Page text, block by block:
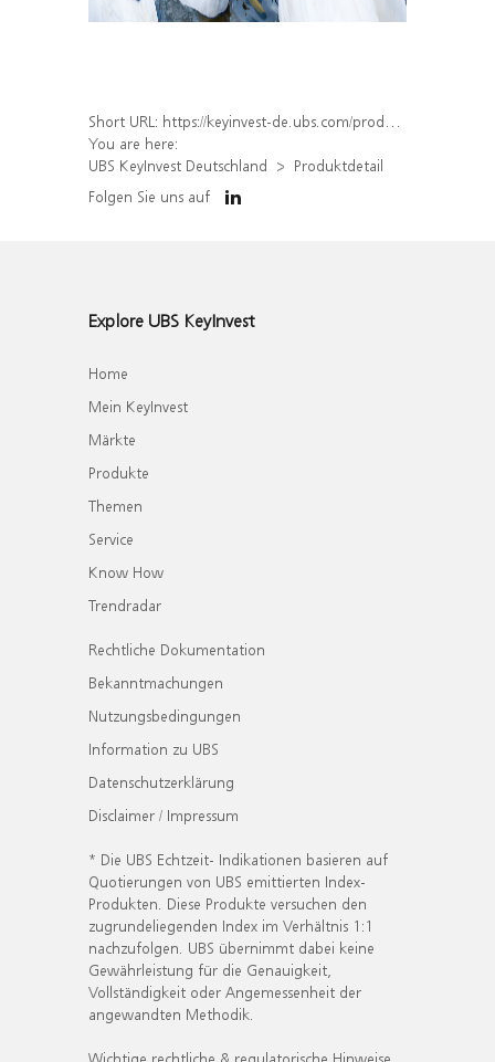
Short URL: https://keyinvest-de.ubs.com/produkt/detail/index/isin/DE000WA8YM98
You are here:
UBS KeyInvest Deutschland
Produktdetail
Folgen Sie uns auf
Explore UBS KeyInvest
Home
Mein KeyInvest
Märkte
Produkte
Themen
Service
Know How
Trendradar
Rechtliche Dokumentation
Bekanntmachungen
Nutzungsbedingungen
Information zu UBS
Datenschutzerklärung
Disclaimer / Impressum
* Die UBS Echtzeit- Indikationen basieren auf
Quotierungen von UBS emittierten Index-
Produkten. Diese Produkte versuchen den
zugrundeliegenden Index im Verhältnis 1:1
nachzufolgen. UBS übernimmt dabei keine
Gewährleistung für die Genauigkeit,
Vollständigkeit oder Angemessenheit der
angewandten Methodik.